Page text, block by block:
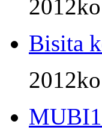
Bisita